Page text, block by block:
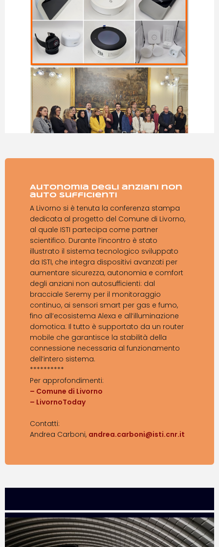
Autonomia degli anziani non
auto sufficienti
A Livorno si è tenuta la conferenza stampa
dedicata al progetto del Comune di Livorno,
al quale ISTI partecipa come partner
scientifico. Durante l’incontro è stato
illustrato il sistema tecnologico sviluppato
da ISTI, che integra dispositivi avanzati per
aumentare sicurezza, autonomia e comfort
degli anziani non autosufficienti: dal
bracciale Seremy per il monitoraggio
continuo, ai sensori smart per gas e fumo,
fino all’ecosistema Alexa e all’illuminazione
domotica. Il tutto è supportato da un router
mobile che garantisce la stabilità della
connessione necessaria al funzionamento
dell’intero sistema.
**********
Per approfondimenti:
– Comune di Livorno
– LivornoToday
Contatti:
Andrea Carboni, andrea.carboni@isti.cnr.it